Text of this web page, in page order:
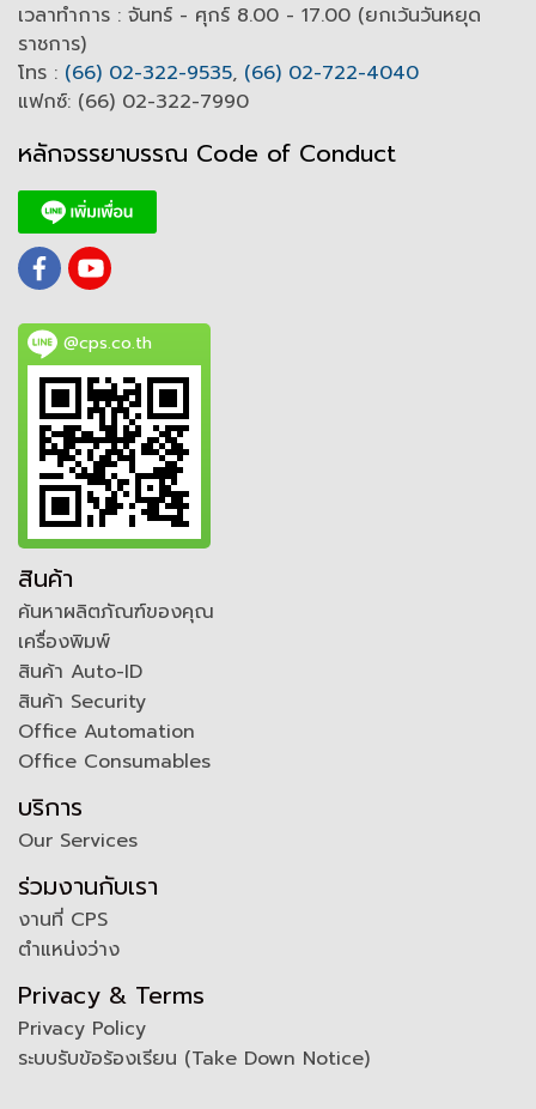
เวลาทำการ : จันทร์ - ศุกร์ 8.00 - 17.00 (ยกเว้นวันหยุด
ราชการ)
โทร : (66) 02-322-9535, (66) 02-722-4040
แฟกซ์: (66) 02-322-7990
หลักจรรยาบรรณ Code of Conduct
@cps.co.th
สินค้า
ค้นหาผลิตภัณฑ์ของคุณ
เครื่องพิมพ์
สินค้า Auto-ID
สินค้า Security
Office Automation
Office Consumables
บริการ
Our Services
ร่วมงานกับเรา
งานที่ CPS
ตำแหน่งว่าง
Privacy & Terms
Privacy Policy
ระบบรับข้อร้องเรียน (Take Down Notice)